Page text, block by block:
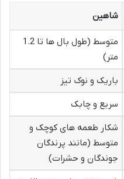
شاهین
متوسط (طول بال ها تا 1.2
متر)
باریک و نوک تیز
سریع و چابک
شکار طعمه های کوچک و
متوسط (مانند پرندگان
جوندگان و حشرات)